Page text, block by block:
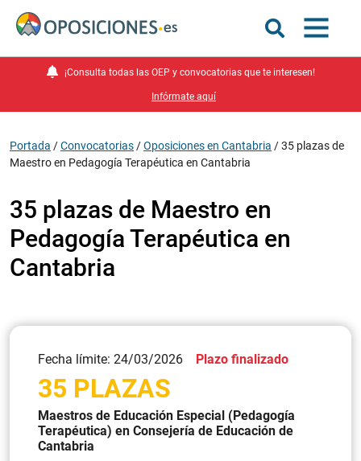
¡Consulta todas las OEP y convocatorias que te interesen!
Infórmate aquí
Portada /Convocatorias /Oposiciones en Cantabria /35 plazas de
Maestro en Pedagogía Terapéutica en Cantabria
35 plazas de Maestro en
Pedagogía Terapéutica en
Cantabria
Fecha límite: 24/03/2026 Plazo finalizado
35 PLAZAS
Maestros de Educación Especial (Pedagogía
Terapéutica) en Consejería de Educación de
Cantabria